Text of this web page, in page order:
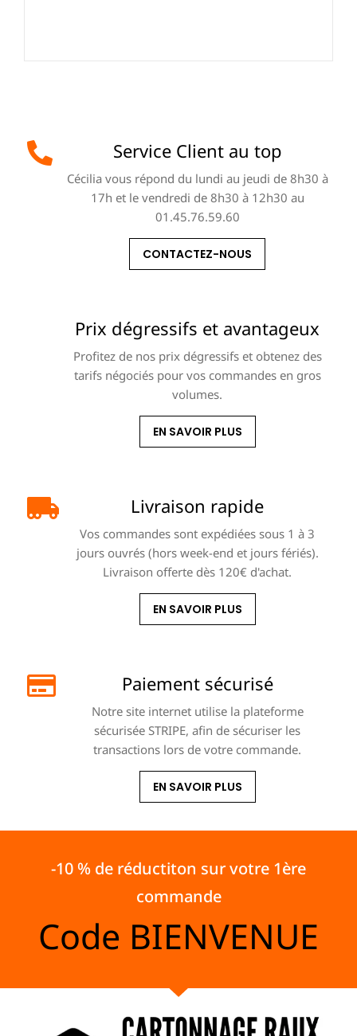
Service Client au top
Cécilia vous répond du lundi au jeudi de 8h30 à
17h et le vendredi de 8h30 à 12h30 au
01.45.76.59.60
CONTACTEZ-NOUS
Prix dégressifs et avantageux
Profitez de nos prix dégressifs et obtenez des
tarifs négociés pour vos commandes en gros
volumes.
EN SAVOIR PLUS
Livraison rapide
Vos commandes sont expédiées sous 1 à 3
jours ouvrés (hors week-end et jours fériés).
Livraison offerte dès 120€ d'achat.
EN SAVOIR PLUS
Paiement sécurisé
Notre site internet utilise la plateforme
sécurisée STRIPE, afin de sécuriser les
transactions lors de votre commande.
EN SAVOIR PLUS
-10 % de réductiton sur votre 1ère
commande
Code BIENVENUE